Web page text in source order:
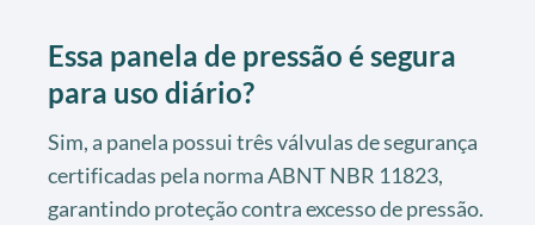
Essa panela de pressão é segura
para uso diário?
Sim, a panela possui três válvulas de segurança
certificadas pela norma ABNT NBR 11823,
garantindo proteção contra excesso de pressão.